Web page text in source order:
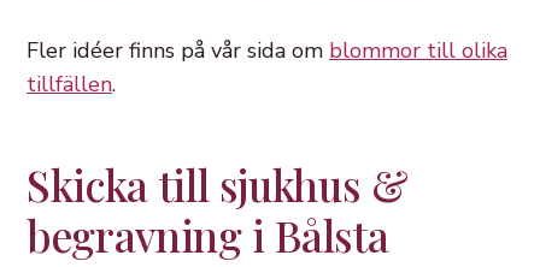
Fler idéer finns på vår sida om blommor till olika
tillfällen.
Skicka till sjukhus &
begravning i Bålsta